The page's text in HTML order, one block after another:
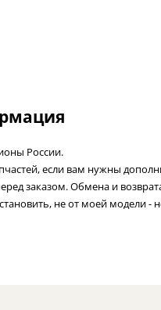
России.
если вам нужны
заказом. Обмена и
не от моей модели -